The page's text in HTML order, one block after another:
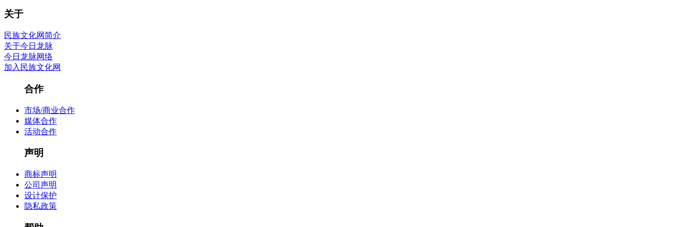
关于
民族文化网简介
关于今日龙脉
今日龙脉网络
加入民族文化网
合作
市场/商业合作
媒体合作
活动合作
声明
商标声明
公司声明
设计保护
隐私政策